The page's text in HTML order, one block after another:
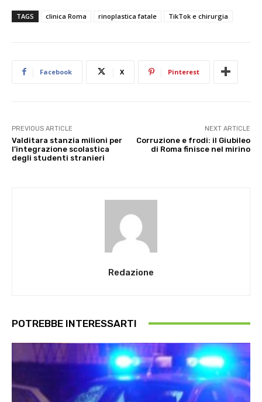
TAGS clinica Roma rinoplastica fatale TikTok e chirurgia
Facebook X Pinterest
PREVIOUS ARTICLE
Valditara stanzia milioni per
l’integrazione scolastica
degli studenti stranieri
NEXT ARTICLE
Corruzione e frodi: il Giubileo
di Roma finisce nel mirino
Redazione
POTREBBE INTERESSARTI